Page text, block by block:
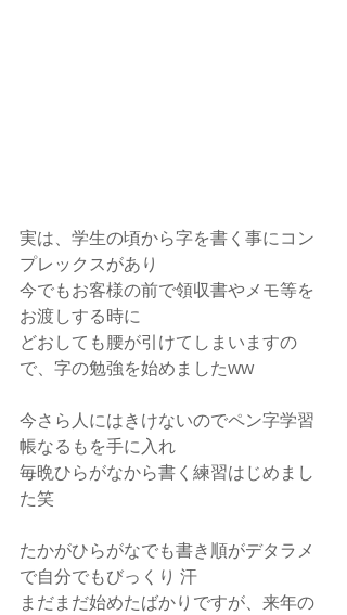
実は、学生の頃から字を書く事にコン
プレックスがあり
今でもお客様の前で領収書やメモ等を
お渡しする時に
どおしても腰が引けてしまいますの
で、字の勉強を始めましたww
今さら人にはきけないのでペン字学習
帳なるもを手に入れ
毎晩ひらがなから書く練習はじめまし
た笑
たかがひらがなでも書き順がデタラメ
で自分でもびっくり 汗
まだまだ始めたばかりですが、来年の